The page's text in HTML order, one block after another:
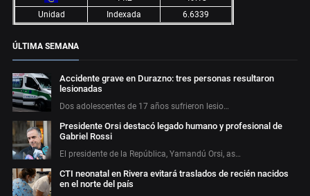
Unidad
Indexada 6.6339
ÚLTIMA SEMANA
Accidente grave en Durazno: tres personas resultaron
lesionadas
Dos adolescentes de 17 años sufrieron lesio…
Presidente Orsi destacó legado humano y profesional de
Gabriel Rossi
El presidente de la República, Yamandú Orsi, as…
CTI neonatal en Rivera evitará traslados de recién nacidos
en el norte del país